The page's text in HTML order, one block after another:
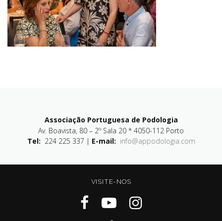
Associação Portuguesa de Podologia
Av. Boavista, 80 – 2º Sala 20 * 4050-112 Porto
Tel: 224 225 337 | E-mail: info@appodologia.com
VISITE-NOS